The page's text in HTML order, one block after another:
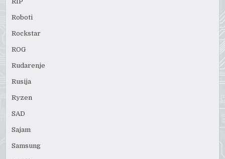
Roboti
Rockstar
ROG
Rudarenje
Rusija
Ryzen
SAD
Sajam
Samsung